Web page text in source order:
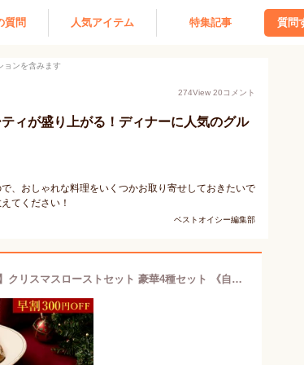
質問 人気アイテム 特集記事 質問
ョンを含みます
274View 20コメント
ィが盛り上がる！ディナーに人気のグル
、おしゃれな料理をいくつかお取り寄せしておきたいで
てください！
ベストオイシー編集部
＼11月早割！300円OFF／【11月20日より順次発送】クリスマスローストセット 豪華4種セット 《自家製2種ソース付き》赤城ローストビーフ250g 骨付きチキンレッグ2本（300g） ミートパイ（黒トリュフ・ホワイト）各種1個 クリスマスパーティー オードブル クリスマスグルメ X1